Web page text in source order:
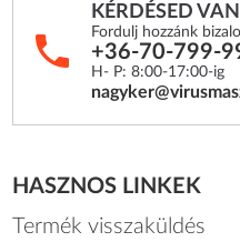
KÉRDÉSED
Fordulj hozzánk
+36-70-799-
H- P: 8:00-17:00-ig
HASZNOS LINKEK
Termék visszaküldés